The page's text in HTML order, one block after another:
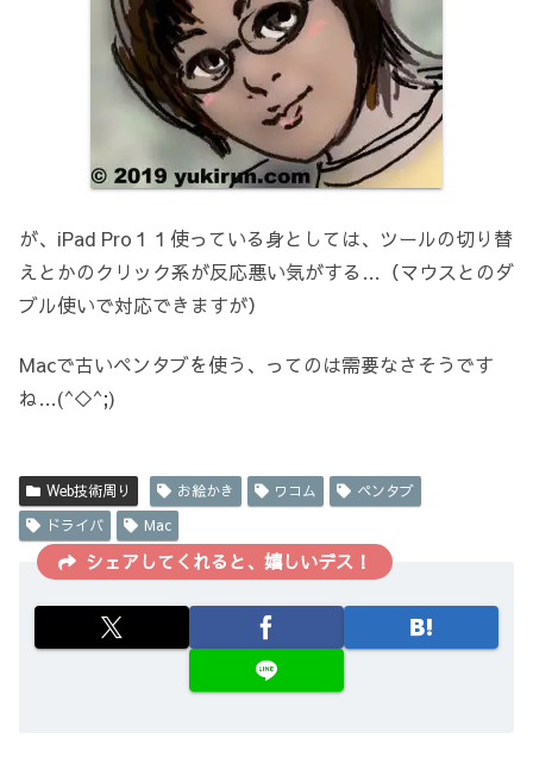
が、iPad Pro１１使っている身としては、ツールの切り替
えとかのクリック系が反応悪い気がする…（マウスとのダ
ブル使いで対応できますが）
Macで古いペンタブを使う、ってのは需要なさそうです
ね…(^◇^;)
Web技術周り お絵かき ワコム
ペンタブ
ドライバ
Mac
シェアしてくれると、嬉しいデス！